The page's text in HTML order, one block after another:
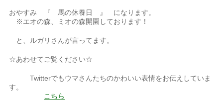
おやすみ 『 馬の休養日 』 になります。
※エオの森、ミオの森開園しております！
と、ルガリさんが言ってます。
☆あわせてご覧ください☆
Twitterでもウマさんたちのかわいい表情をお伝えしていま
す。
こちら